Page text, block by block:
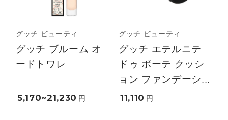
グッチ ビューティ
グッチ ブルーム オ
ードトワレ
5,170~21,230 円
グッチ ビューティ
グッチ エテルニテ
ドゥ ボーテ クッシ
ョン ファンデーシ...
11,110 円